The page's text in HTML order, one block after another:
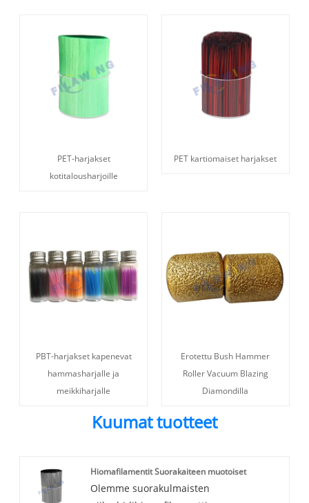
PET-harjakset
kotitalousharjoille
PET kartiomaiset harjakset
PBT-harjakset kapenevat
hammasharjalle ja
meikkiharjalle
Erotettu Bush Hammer
Roller Vacuum Blazing
Diamondilla
Kuumat tuotteet
Hiomafilamentit Suorakaiteen muotoiset
Olemme suorakulmaisten